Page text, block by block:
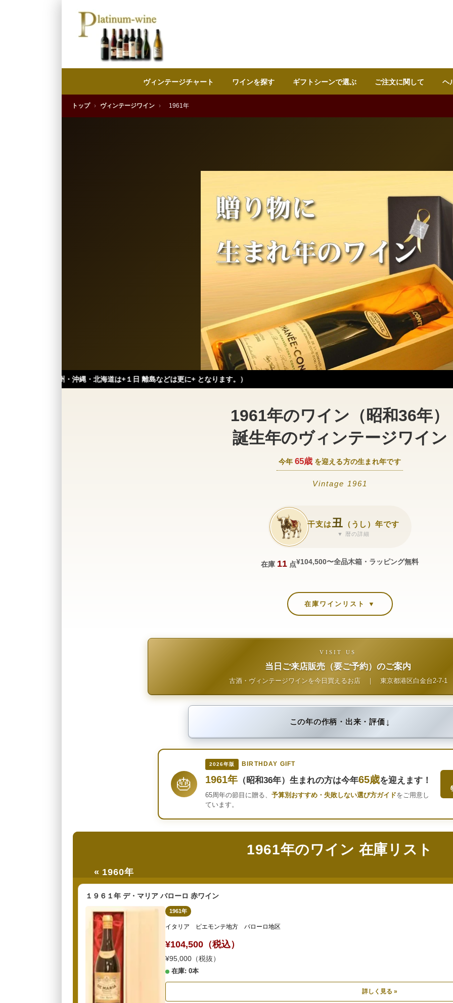
ヴィンテージチャート ワインを探す ギフトシーンで選ぶ ご注文に関して ヘ
トップ › ヴィンテージワイン › 1961年
沖縄・北海道は+１日 離島などは更に+ となります。）
1961年のワイン（昭和36年）
誕生年のヴィンテージワイン
今年 65歳 を迎える方の生まれ年です
Vintage 1961
干支は丑 （うし）年です
▼ 暦の詳細
在庫 11 点¥104,500〜全品木箱・ラッピング無料
在庫ワインリスト ▼
VISIT US
当日ご来店販売（要ご予約）のご案内
古酒・ヴィンテージワインを今日買えるお店｜ 東京都港区白金台2-7-1
この年の作柄・出来・評価↓
🎂
2026年版 BIRTHDAY GIFT
1961年 （昭和36年）生まれの方は今年65歳を迎えます！
65周年の節目に贈る、 予算別おすすめ・失敗しない選び方ガイドをご用意し
ています。
1961年のワイン 在庫リスト
« 1960年
１９６１年 デ・マリア バローロ 赤ワイン
1961年
イタリア ピエモンテ地方 バローロ地区
¥104,500（税込）
¥95,000（税抜）
在庫: 0本
詳しく見る »